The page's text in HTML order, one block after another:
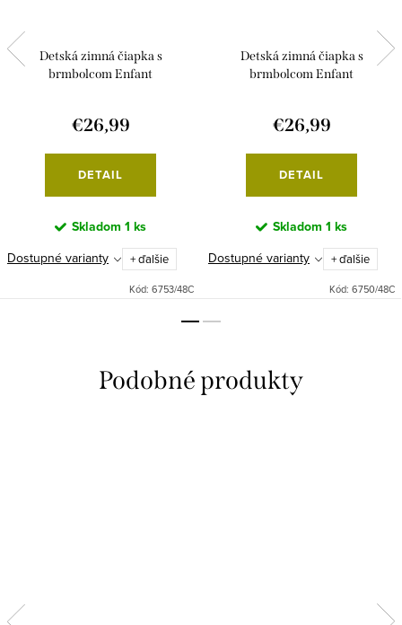
Detská zimná čiapka s
brmbolcom Enfant
€26,99
DETAIL
Skladom 1 ks
Dostupné varianty + ďalšie
Kód: 6753/48C
Detská zimná čiapka s
brmbolcom Enfant
€26,99
DETAIL
Skladom 1 ks
Dostupné varianty + ďalšie
Kód: 6750/48C